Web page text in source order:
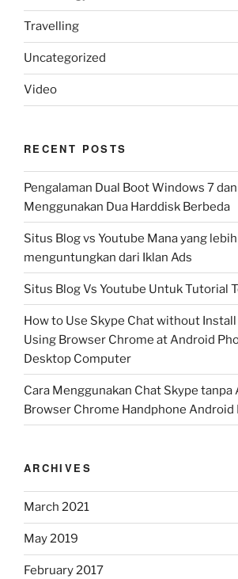
Travelling
Uncategorized
Video
RECENT POSTS
Pengalaman Dual Boot Windows 7
Menggunakan Dua Harddisk Berbeda
Situs Blog vs Youtube Mana yang lebih
menguntungkan dari Iklan Ads
Situs Blog Vs Youtube Untuk Tutorial
How to Use Skype Chat without
Using Browser Chrome at Android
Desktop Computer
Cara Menggunakan Chat Skype tanpa
Browser Chrome Handphone
ARCHIVES
March 2021
May 2019
February 2017